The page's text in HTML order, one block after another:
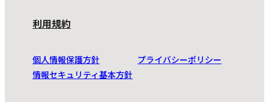
利用規約
個人情報保護方針
プライバシーポリシー
情報セキュリティ基本方針